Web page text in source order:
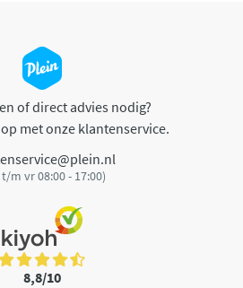
of direct advies nodig?
met onze klantenservice.
m vr 08:00 - 17:00)
8,8/10